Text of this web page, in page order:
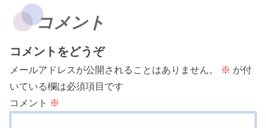
コメント
コメントをどうぞ
メールアドレスが公開されることはありません。 ※ が付
いている欄は必須項目です
コメント ※